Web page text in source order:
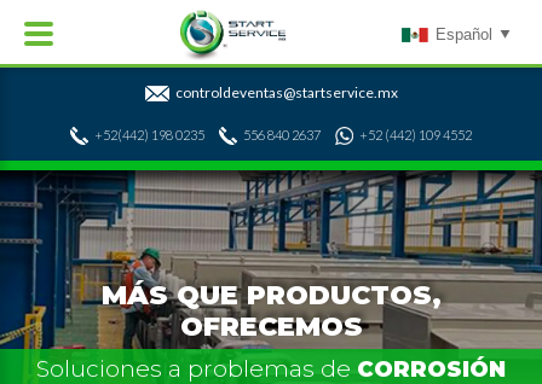
controldeventas@startservice.mx
+52(442) 198 0235 556 840 2637 +52 (442) 109 4552
MÁS QUE PRODUCTOS,
OFRECEMOS
Soluciones a problemas de CORROSIÓN
Español